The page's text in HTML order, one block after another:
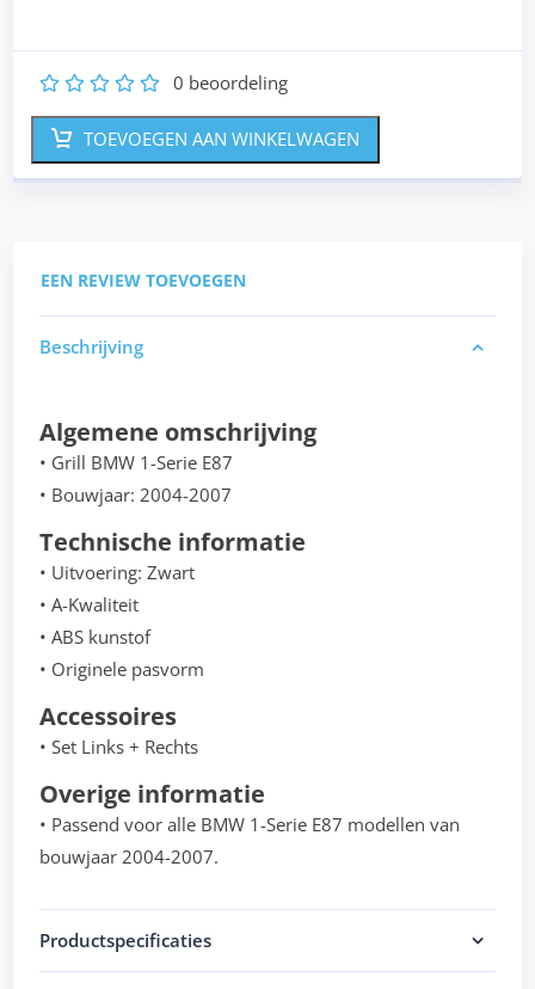
5
4
3
2 0 beoordeling
TOEVOEGEN AAN WINKELWAGEN
EEN REVIEW TOEVOEGEN
Beschrijving
Algemene omschrijving
• Grill BMW 1-Serie E87
• Bouwjaar: 2004-2007
Technische informatie
• Uitvoering: Zwart
• A-Kwaliteit
• ABS kunstof
• Originele pasvorm
Accessoires
• Set Links + Rechts
Overige informatie
• Passend voor alle BMW 1-Serie E87 modellen van
bouwjaar 2004-2007.
Productspecificaties